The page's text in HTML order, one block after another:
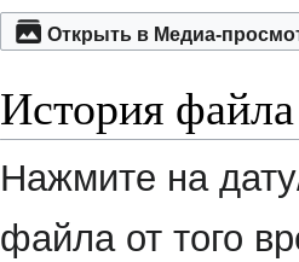
Открыть в Медиа-
История файла
Нажмите на
файла от того